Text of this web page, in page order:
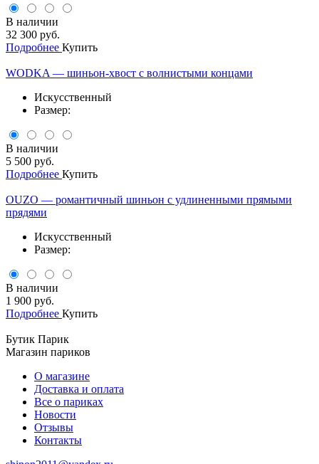
В наличии
32 300 руб.
Подробнее Купить
WODKA — шиньон-хвост с волнистыми концами
Искусственный
Размер:
В наличии
5 500 руб.
Подробнее Купить
OUZO — романтичный шиньон с удлиненными прямыми
прядями
Искусственный
Размер:
В наличии
1 900 руб.
Подробнее Купить
Бутик Парик
Магазин париков
О магазине
Доставка и оплата
Все о париках
Новости
Отзывы
Контакты